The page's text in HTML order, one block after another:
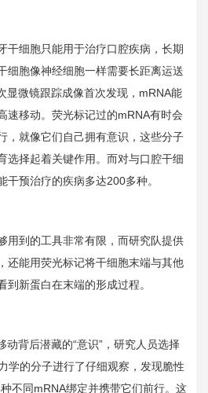
干细胞只能用于治疗口腔疾病，长期
细胞像神经细胞一样需要长距离运送
显微镜跟踪成像首次发现， mRNA能
速移动。荧光标记过的mRNA有时会
，就像它们自己拥有意识，这些分子
选择起着关键作用。而对与口腔干细
干预治疗的疾病多达200多种。
用到的工具非常有限，而研究队提供
还能用荧光标记将干细胞末端与其他
新蛋白在末端的形成过程。
动背后潜藏的“意识”，研究人员选择
学的分子进行了仔细观察，发现脆性
种不同mRNA绑定并携带它们前行。这